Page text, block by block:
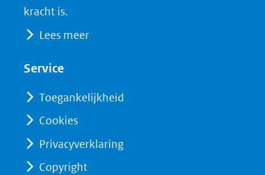
in
(verwijst
andere
website)
(verwijst
andere
kracht is.
Lees meer
Service
Toegankelijkheid
Cookies
Privacyverklaring
Copyright